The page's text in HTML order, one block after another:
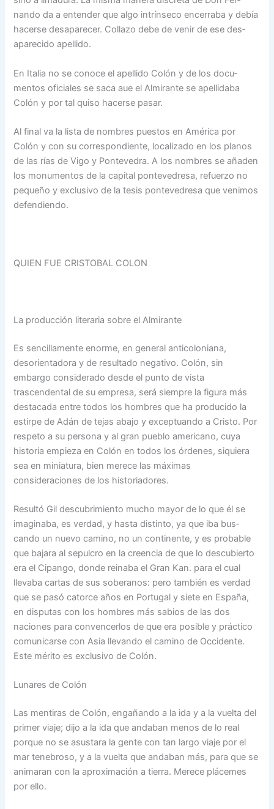
nando da a entender que al­go intrínseco encerraba y de­bía
hacerse desaparecer. Co­llazo debe de venir de ese des­
aparecido apellido.
En Italia no se conoce el apellido Colón y de los docu­
mentos oficiales se saca aue el Almirante se apellidaba
Colón y por tal quiso hacer­se pasar.
Al final va la lista de nom­bres puestos en América por
Colón y con su correspon­diente, localizado en los pla­nos
de las rías de Vigo y Pon­tevedra. A los nombres se añaden
los monumentos de la capital pontevedresa, refuer­zo no
pequeño y exclusivo de la tesis pontevedresa que ve­nimos
defendiendo.
QUIEN FUE CRISTOBAL COLON
La producción literaria sobre el Almirante
Es sencillamente enorme, en general anticoloniana,
desorientadora y de resultado ne­gativo. Colón, sin
embargo considerado desde el punto de vista
trascendental de su em­presa, será siempre la figu­ra más
destacada entre todos los hombres que ha produci­do la
estirpe de Adán de te­jas abajo y exceptuando a Cristo. Por
respeto a su per­sona y al gran pueblo ameri­cano, cuya
historia empieza en Colón en todos los órde­nes, siquiera
sea en miniatu­ra, bien merece las máximas
consideraciones de los histo­riadores.
Resultó Gil descubrimiento mucho mayor de lo que él se
imaginaba, es verdad, y has­ta distinto, ya que iba bus­
cando un nuevo camino, no un continente, y es probable
que bajara al sepulcro en la creen­cia de que lo descubierto
era el Cipango, donde reinaba el Gran Kan. para el cual
lleva­ba cartas de sus soberanos: pero también es verdad
que se pasó catorce años en Por­tugal y siete en España,
en disputas con los hombres más sabios de las dos
naciones para convencerlos de que era posible y práctico
comuni­carse con Asia llevando el ca­mino de Occidente.
Este mé­rito es exclusivo de Colón.
Lunares de Colón
Las mentiras de Colón, en­gañando a la ida y a la vuelta del
primer viaje; dijo a la ida que andaban menos de lo real
porque no se asustara la gen­te con tan largo viaje por el
mar tenebroso, y a la vuelta que andaban más, para que se
animaran con la aproxima­ción a tierra. Merece pláce­mes
por ello.